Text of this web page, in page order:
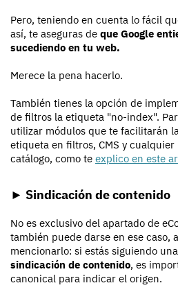
Pero, teniendo en cuenta lo fácil
así, te aseguras de que Google
sucediendo en tu web.
Merece la pena hacerlo.
También tienes la opción de
de filtros la etiqueta "no-index".
utilizar módulos que te facilitarán
etiqueta en filtros, CMS y
catálogo, como te explico en este
► Sindicación de contenido
No es exclusivo del apartado de
también puede darse en ese caso,
mencionarlo: si estás siguiendo una
sindicación de contenido, es
canonical para indicar el origen.